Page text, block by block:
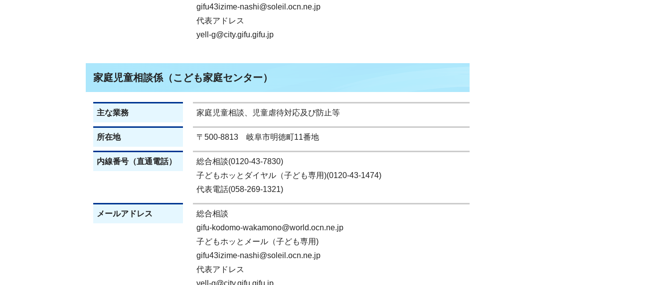
gifu43izime-nashi@soleil.ocn.ne.jp
代表アドレス
yell-g@city.gifu.gifu.jp
家庭児童相談係（こども家庭センター）
主な業務 家庭児童相談、児童虐待対応及び防止等
所在地 〒500-8813 岐阜市明徳町11番地
内線番号（直通電話）
総合相談(0120-43-7830)
子どもホッとダイヤル（子ども専用)(0120-43-1474)
代表電話(058-269-1321)
メールアドレス
総合相談
gifu-kodomo-wakamono@world.ocn.ne.jp
子どもホッとメール（子ども専用)
gifu43izime-nashi@soleil.ocn.ne.jp
代表アドレス
yell-g@city.gifu.gifu.jp